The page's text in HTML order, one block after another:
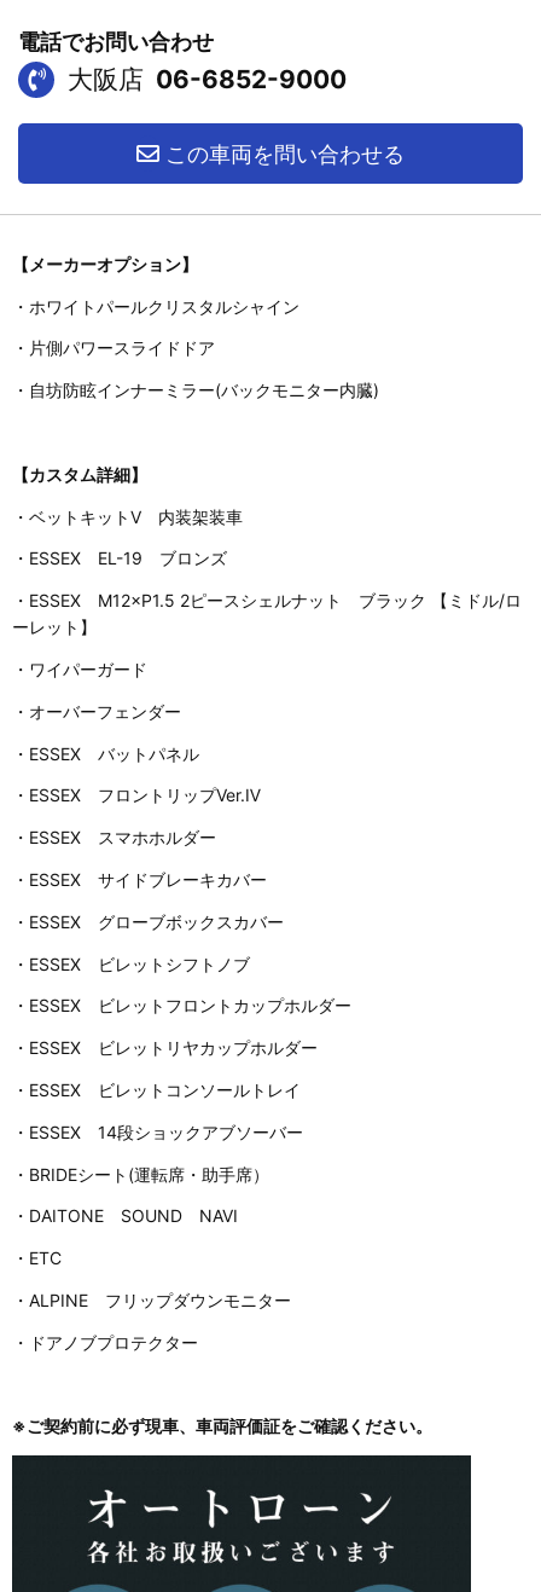
電話でお問い合わせ
大阪店 06-6852-9000
この車両を問い合わせる
【メーカーオプション】
・ホワイトパールクリスタルシャイン
・片側パワースライドドア
・自坊防眩インナーミラー(バックモニター内臓)
【カスタム詳細】
・ベットキットⅤ 内装架装車
・ESSEX EL-19 ブロンズ
・ESSEX M12×P1.5 2ピースシェルナット ブラック 【ミドル/ロ
ーレット】
・ワイパーガード
・オーバーフェンダー
・ESSEX バットパネル
・ESSEX フロントリップVer.Ⅳ
・ESSEX スマホホルダー
・ESSEX サイドブレーキカバー
・ESSEX グローブボックスカバー
・ESSEX ビレットシフトノブ
・ESSEX ビレットフロントカップホルダー
・ESSEX ビレットリヤカップホルダー
・ESSEX ビレットコンソールトレイ
・ESSEX 14段ショックアブソーバー
・BRIDEシート(運転席・助手席）
・DAITONE SOUND NAVI
・ETC
・ALPINE フリップダウンモニター
・ドアノブプロテクター
※ご契約前に必ず現車、車両評価証をご確認ください。